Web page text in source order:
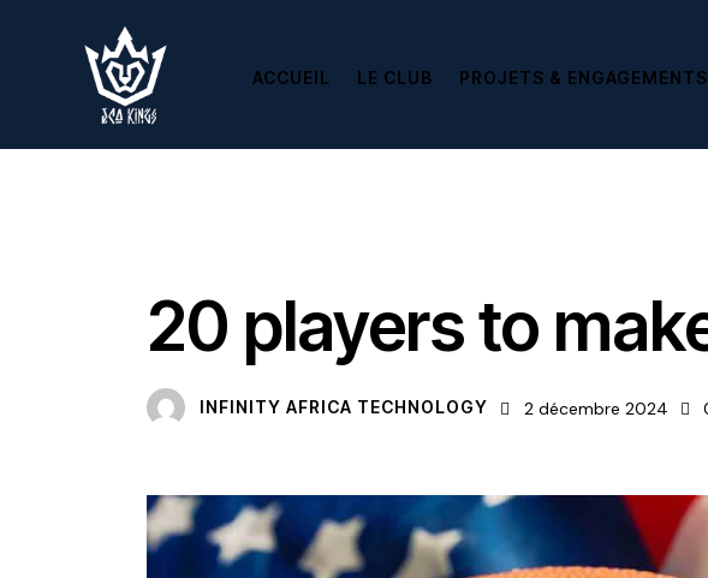
ACCUEIL LE CLUB PROJETS & ENGAGEMENTS
20 players to
INFINITY AFRICA TECHNOLOGY 2 décembre 2024